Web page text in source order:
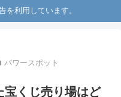
を利用しています。
パワースポット
宝くじ売り場はど